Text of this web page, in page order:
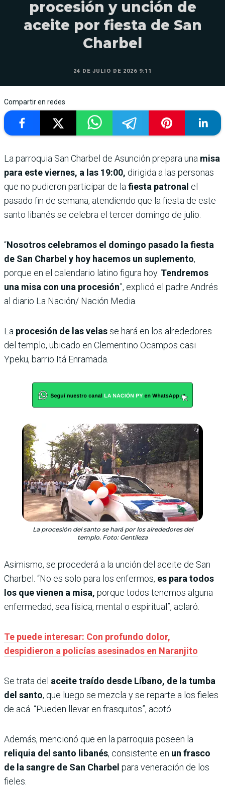
procesión y unción de
aceite por fiesta de San
Charbel
24 DE JULIO DE 2026 9:11
Compartir en redes
La parroquia San Charbel de Asunción prepara una misa
para este viernes, a las 19:00, dirigida a las personas
que no pudieron participar de la fiesta patronal el
pasado fin de semana, atendiendo que la fiesta de este
santo libanés se celebra el tercer domingo de julio.
“Nosotros celebramos el domingo pasado la fiesta
de San Charbel y hoy hacemos un suplemento,
porque en el calendario latino figura hoy. Tendremos
una misa con una procesión”, explicó el padre Andrés
al diario La Nación/ Nación Media.
La procesión de las velasse hará en los alrededores
del templo, ubicado en Clementino Ocampos casi
Ypeku, barrio Itá Enramada.
La procesión del santo se hará por los alrededores del
templo. Foto: Gentileza
Asimismo, se procederá a la unción del aceite de San
Charbel. “No es solo para los enfermos, es para todos
los que vienen a misa, porque todos tenemos alguna
enfermedad, sea física, mental o espiritual”, aclaró.
Te puede interesar: Con profundo dolor,
despidieron a policías asesinados en Naranjito
Se trata del aceite traído desde Líbano, de la tumba
del santo, que luego se mezcla y se reparte a los fieles
de acá. “Pueden llevar en frasquitos”, acotó.
Además, mencionó que en la parroquia poseen la
reliquia del santo libanés, consistente en un frasco
de la sangre de San Charbel para veneración de los
fieles.